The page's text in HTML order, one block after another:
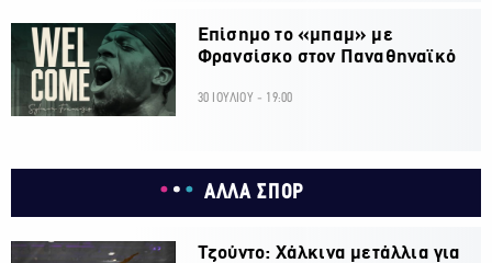
Επίσημο το «μπαμ» με
Φρανσίσκο στον Παναθηναϊκό
30 ΙΟΥΛΙΟΥ - 19:00
ΑΛΛΑ ΣΠΟΡ
Τζούντο: Χάλκινα μετάλλια για